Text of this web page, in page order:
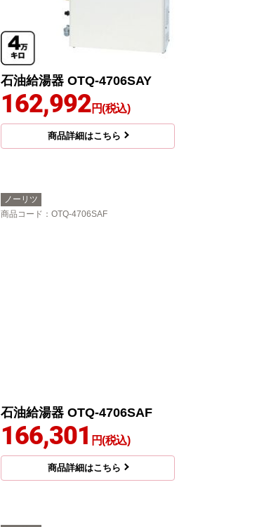
石油給湯器 OTQ-4706SAY
162,992円(税込)
商品詳細はこちら
ノーリツ
商品コード ：OTQ-4706SAF
石油給湯器 OTQ-4706SAF
166,301 円(税込)
商品詳細はこちら